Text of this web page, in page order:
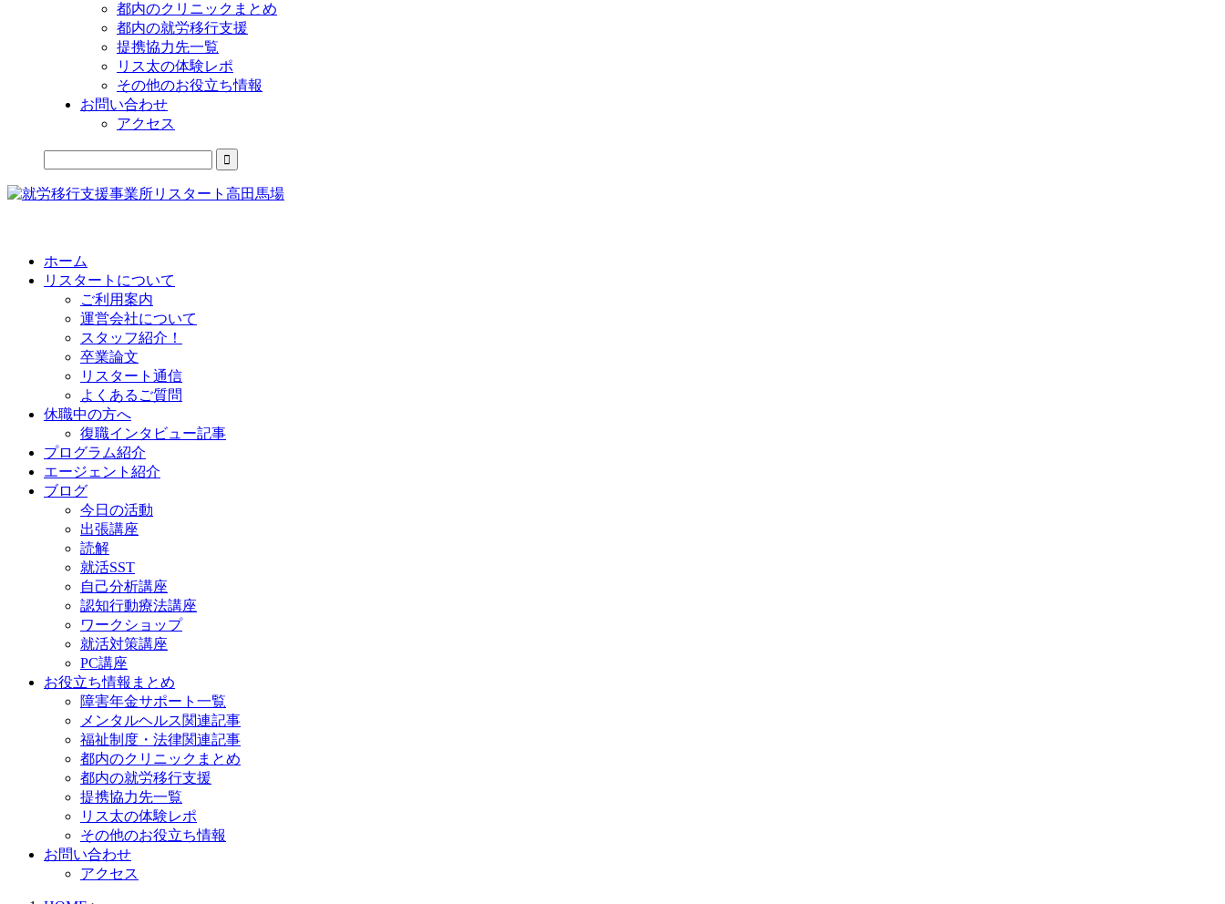
都内のクリニックまとめ
都内の就労移行支援
提携協力先一覧
リス太の体験レポ
その他のお役立ち情報
お問い合わせ
アクセス
ホーム
リスタートについて
ご利用案内
運営会社について
スタッフ紹介！
卒業論文
リスタート通信
よくあるご質問
休職中の方へ
復職インタビュー記事
プログラム紹介
エージェント紹介
ブログ
今日の活動
出張講座
読解
就活SST
自己分析講座
認知行動療法講座
ワークショップ
就活対策講座
PC講座
お役立ち情報まとめ
障害年金サポート一覧
メンタルヘルス関連記事
福祉制度・法律関連記事
都内のクリニックまとめ
都内の就労移行支援
提携協力先一覧
リス太の体験レポ
その他のお役立ち情報
お問い合わせ
アクセス